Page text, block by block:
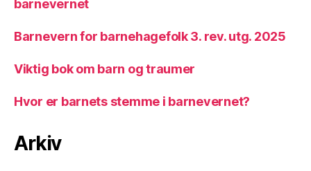
barnevernet
Barnevern for barnehagefolk 3. rev. utg. 2025
Viktig bok om barn og traumer
Hvor er barnets stemme i barnevernet?
Arkiv